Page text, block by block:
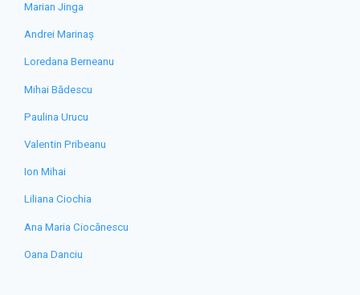
Marian Jinga
Andrei Marinaș
Loredana Berneanu
Mihai Bădescu
Paulina Urucu
Valentin Pribeanu
Ion Mihai
Liliana Ciochia
Ana Maria Ciocănescu
Oana Danciu